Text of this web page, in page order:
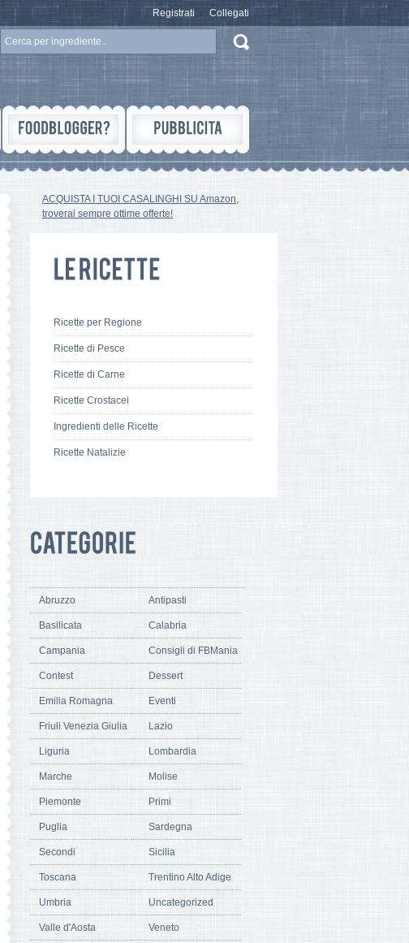
Registrati Collegati
ACQUISTA I TUOI CASALINGHI SU Amazon,
troverai sempre ottime offerte!
Ricette per Regione
Ricette di Pesce
Ricette di Carne
Ricette Crostacei
Ingredienti delle Ricette
Ricette Natalizie
Abruzzo Antipasti
Basilicata Calabria
Campania Consigli di FBMania
Contest Dessert
Emilia Romagna Eventi
Friuli Venezia Giulia Lazio
Liguria Lombardia
Marche Molise
Piemonte Primi
Puglia Sardegna
Secondi Sicilia
Toscana Trentino Alto Adige
Umbria Uncategorized
Valle d'Aosta Veneto